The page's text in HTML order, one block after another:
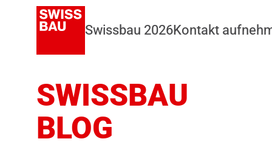
Swissbau 2026Kontakt
SWISSBAU
BLOG